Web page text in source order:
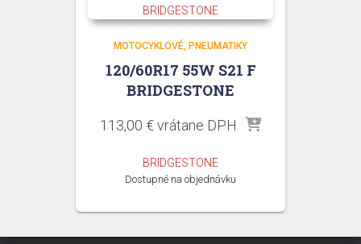
MOTOCYKLOVÉ PNEUMATIKY
120/60R17 55W S21 F
BRIDGESTONE
113,00 €vrátane DPH
BRIDGESTONE
Dostupné na objednávku